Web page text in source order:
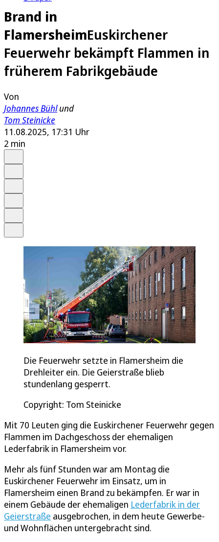
Brand in
FlamersheimEuskirchener
Feuerwehr bekämpft Flammen in
früherem Fabrikgebäude
Von
Johannes Bühlund
Tom Steinicke
11.08.2025, 17:31 Uhr
2 min
Die Feuerwehr setzte in Flamersheim die
Drehleiter ein. Die Geierstraße blieb
stundenlang gesperrt.
Copyright: Tom Steinicke
Mit 70 Leuten ging die Euskirchener Feuerwehr gegen
Flammen im Dachgeschoss der ehemaligen
Lederfabrik in Flamersheim vor.
Mehr als fünf Stunden war am Montag die
Euskirchener Feuerwehr im Einsatz, um in
Flamersheim einen Brand zu bekämpfen. Er war in
einem Gebäude der ehemaligen Lederfabrik in der
Geierstraße ausgebrochen, in dem heute Gewerbe-
und Wohnflächen untergebracht sind.